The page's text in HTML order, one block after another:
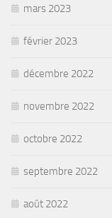
mars 2023
février 2023
décembre 2022
novembre 2022
octobre 2022
septembre 2022
août 2022